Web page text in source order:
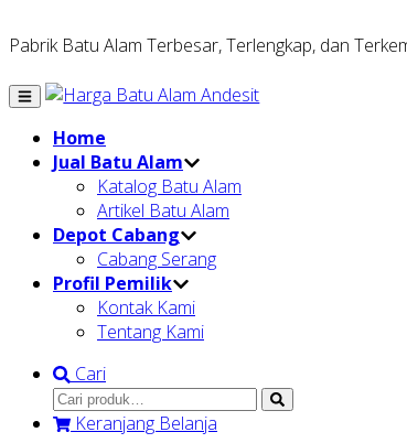
Pabrik Batu Alam Terbesar, Terlengkap, dan
Home
Jual Batu Alam
Katalog Batu Alam
Artikel Batu Alam
Depot Cabang
Cabang Serang
Profil Pemilik
Kontak Kami
Tentang Kami
Cari
Keranjang Belanja